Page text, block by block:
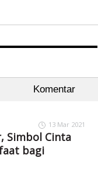
Komentar
13 Mar 2021
Simbol Cinta
bagi